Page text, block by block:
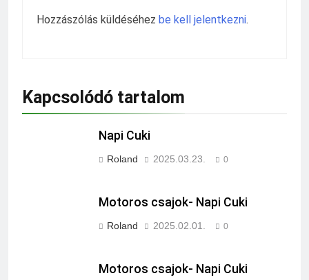
Hozzászólás küldéséhez be kell jelentkezni.
Kapcsolódó tartalom
Napi Cuki
Roland 2025.03.23. 0
Motoros csajok- Napi Cuki
Roland 2025.02.01. 0
Motoros csajok- Napi Cuki